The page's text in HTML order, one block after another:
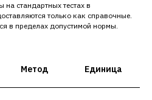
стандартных тестах в
только как справочные.
в пределах допустимой нормы.
Метод Единица